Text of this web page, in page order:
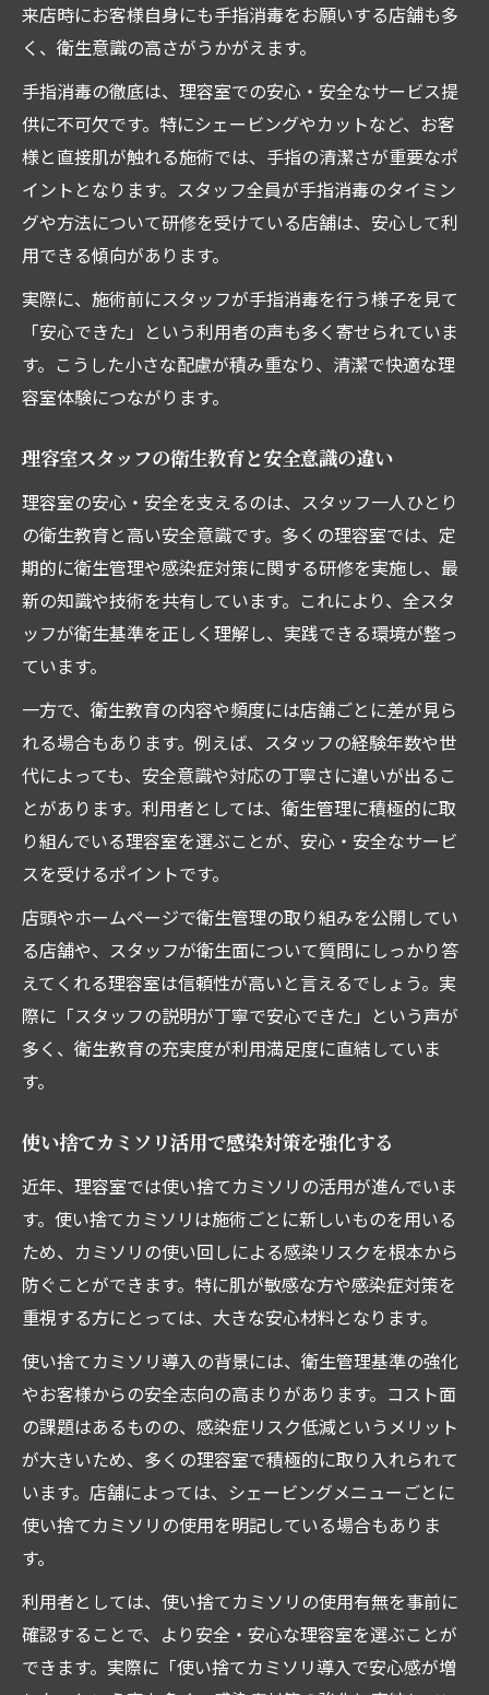
来店時にお客様自身にも手指消毒をお願いする店舗も多
く、衛生意識の高さがうかがえます。
手指消毒の徹底は、理容室での安心・安全なサービス提
供に不可欠です。特にシェービングやカットなど、お客
様と直接肌が触れる施術では、手指の清潔さが重要なポ
イントとなります。スタッフ全員が手指消毒のタイミン
グや方法について研修を受けている店舗は、安心して利
用できる傾向があります。
実際に、施術前にスタッフが手指消毒を行う様子を見て
「安心できた」という利用者の声も多く寄せられていま
す。こうした小さな配慮が積み重なり、清潔で快適な理
容室体験につながります。
理容室スタッフの衛生教育と安全意識の違い
理容室の安心・安全を支えるのは、スタッフ一人ひとり
の衛生教育と高い安全意識です。多くの理容室では、定
期的に衛生管理や感染症対策に関する研修を実施し、最
新の知識や技術を共有しています。これにより、全スタ
ッフが衛生基準を正しく理解し、実践できる環境が整っ
ています。
一方で、衛生教育の内容や頻度には店舗ごとに差が見ら
れる場合もあります。例えば、スタッフの経験年数や世
代によっても、安全意識や対応の丁寧さに違いが出るこ
とがあります。利用者としては、衛生管理に積極的に取
り組んでいる理容室を選ぶことが、安心・安全なサービ
スを受けるポイントです。
店頭やホームページで衛生管理の取り組みを公開してい
る店舗や、スタッフが衛生面について質問にしっかり答
えてくれる理容室は信頼性が高いと言えるでしょう。実
際に「スタッフの説明が丁寧で安心できた」という声が
多く、衛生教育の充実度が利用満足度に直結していま
す。
使い捨てカミソリ活用で感染対策を強化する
近年、理容室では使い捨てカミソリの活用が進んでいま
す。使い捨てカミソリは施術ごとに新しいものを用いる
ため、カミソリの使い回しによる感染リスクを根本から
防ぐことができます。特に肌が敏感な方や感染症対策を
重視する方にとっては、大きな安心材料となります。
使い捨てカミソリ導入の背景には、衛生管理基準の強化
やお客様からの安全志向の高まりがあります。コスト面
の課題はあるものの、感染症リスク低減というメリット
が大きいため、多くの理容室で積極的に取り入れられて
います。店舗によっては、シェービングメニューごとに
使い捨てカミソリの使用を明記している場合もありま
す。
利用者としては、使い捨てカミソリの使用有無を事前に
確認することで、より安全・安心な理容室を選ぶことが
できます。実際に「使い捨てカミソリ導入で安心感が増